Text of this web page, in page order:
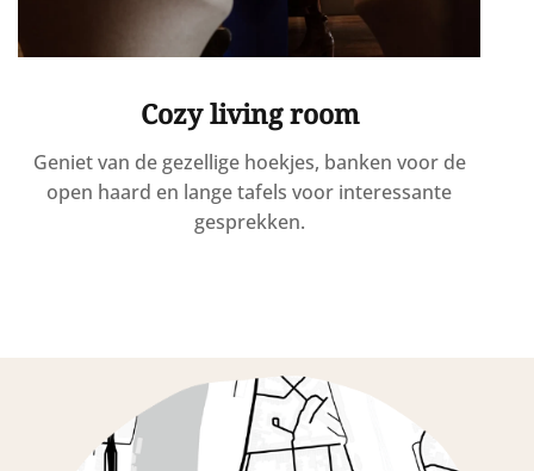
Cozy living room
Geniet van de gezellige hoekjes, banken voor de
open haard en lange tafels voor interessante
gesprekken.